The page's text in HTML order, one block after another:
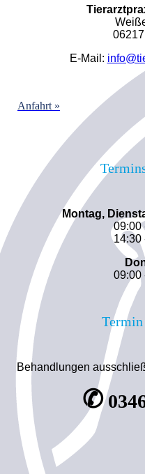
E-Mail:
Anfahrt »
Montag,
09:00
14:30
09:00
Termin
Behandlungen
✆